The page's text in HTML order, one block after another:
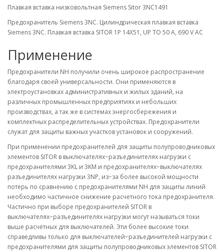
Плавкая вставка низковольтная Siemens Sitor 3NC1491
Предохранитель Siemens 3NC. Цилиндрическая плавкая вставка
Siemens 3NC. Плавкая вставка SITOR 1P 14X51, UP TO 50 A, 690 V AC
Применение
Предохранители NH получили очень широкое распространение
благодаря своей универсальности. Они применяются в
электроустановках административных и жилых зданий, на
различных промышленных предприятиях и небольших
производствах, а так же в системах энергосбережения и
комплектных распределительных устройствах. Предохранители
служат для защиты важных участков установок и сооружений.
При применении предохранителей для защиты полупроводниковых
элементов SITOR в выключателях−разъединителях нагрузки с
предохранителями 3KL и 3KM и предохранителях−выключателях
разъединителях нагрузки 3NP, из−за более высокой мощности
потерь по сравнению с предохранителями NH для защиты линий
необходимо частичное снижение расчетного тока предохранителя.
Частично при выборе предохранителей SITOR в
выключателях−разъединителях нагрузки могут называться токи
выше расчетных для выключателей. Эти более высокие токи
справедливы только для выключателей−разъединителей нагрузки с
предохранителями для защиты полупроводниковых элементов SITOR